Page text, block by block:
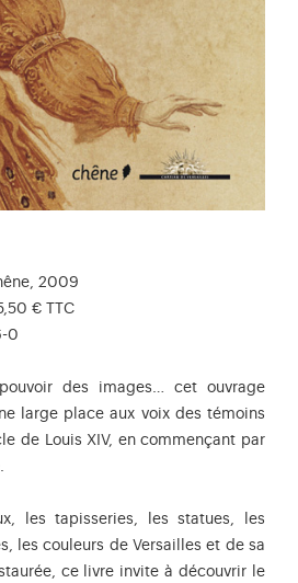
2009
€ TTC
0
des images… cet ouvrage
large place aux voix des témoins
de Louis XIV, en commençant par
les tapisseries, les statues, les
les couleurs de Versailles et de sa
ce livre invite à découvrir le